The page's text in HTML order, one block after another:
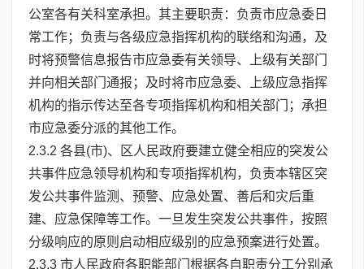
公室各有关科室承担。其主要职责：负责市应急委日
常工作；负责与各级应急指挥机构的联络和沟通，及
时将预警信息报告市应急委有关领导、上级有关部门
并向相关部门通报；及时将市应急委、上级应急指挥
机构的指示传达至各专项指挥机构和相关部门；承担
市应急委分派的其他工作。
2.3.2 各县(市)、区人民政府要建立健全相应的突发公
共事件应急领导机构和专项指挥机构，负责本辖区突
发公共事件监测、预警、应急处置、善后和灾后重
建、应急保障等工作。一旦发生突发公共事件，按照
分级响应的原则启动相应级别的应急预案进行处置。
2.3.3 市人民政府各职能部门根据各自职责分工分别承